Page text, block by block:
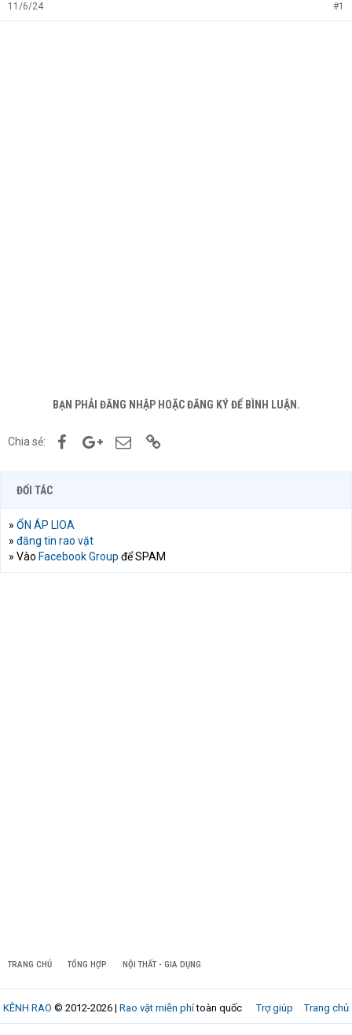
11/6/24 #1
BẠN PHẢI ĐĂNG NHẬP HOẶC ĐĂNG KÝ ĐỂ BÌNH LUẬN.
Chia sẻ: FacebookGoogle+Email
ĐỐI TÁC
» ỔN ÁP LIOA
» đăng tin rao vặt
» Vào Facebook Group để SPAM
TRANG CHỦ TỔNG HỢP NỘI THẤT - GIA DỤNG
Trợ giúp Trang chủ
KÊNH RAO © 2012-2026 | Rao vặt miễn phítoàn quốc